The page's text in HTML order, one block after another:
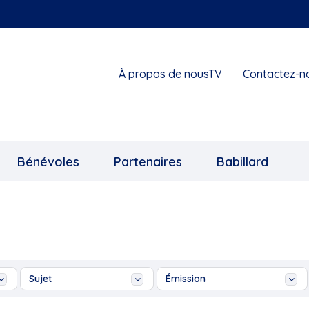
À propos de nousTV Contactez-
Bénévoles Partenaires Babillard
Sujet Émission